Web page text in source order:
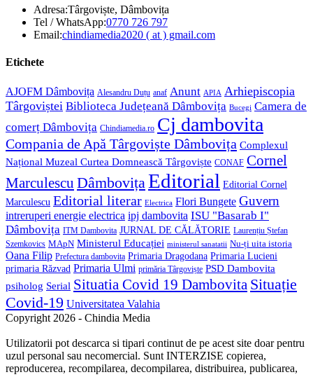
Adresa:Târgoviște, Dâmbovița
Tel / WhatsApp:0770 726 797Opens
in
Email:chindiamedia2020 ( at ) gmail.comOpens
Etichete
AJOFM Dâmbovița Alesandru Duțu anaf Anunt APIA Arhiepiscopia
Târgoviștei Biblioteca Județeană Dâmbovița Bucegi Camera de
comerț Dâmbovița Chindiamedia.ro Cj dambovita
Compania de Apă Târgoviște Dâmbovița Complexul
Național Muzeal Curtea Domnească Târgoviște CONAF Cornel
Marculescu Dâmbovița Editorial Editorial Cornel
Marculescu Editorial literar Electrica Flori Bungete Guvern
intreruperi energie electrica ipj dambovita ISU "Basarab I"
Dâmbovița ITM Dambovita JURNAL DE CĂLĂTORIE Laurențiu Ștefan
Szemkovics MApN Ministerul Educației ministerul sanatatii Nu-ți uita istoria
Oana Filip Prefectura dambovita Primaria Dragodana Primaria Lucieni
primaria Răzvad Primaria Ulmi primăria Târgoviște PSD Dambovita
psiholog Serial Situatia Covid 19 Dambovita Situație
Covid-19 Universitatea Valahia
Copyright 2026 - Chindia Media
Utilizatorii pot descarca si tipari continut de pe acest site doar pentru
uzul personal sau necomercial. Sunt INTERZISE copierea,
reproducerea, recompilarea, decompilarea, distribuirea, publicarea,